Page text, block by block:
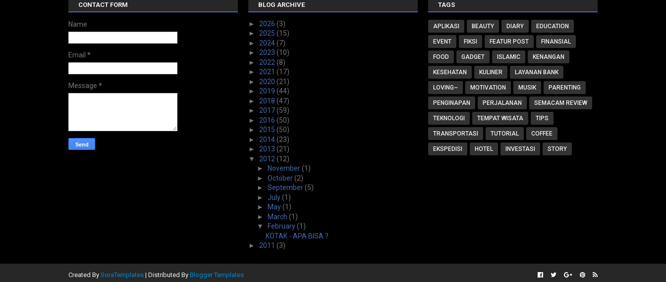
CONTACT FORM
Name
Email *
Message *
BLOG ARCHIVE
► 2026(3)
►2025(15)
► 2024(7)
►2023(10)
► 2022(8)
►2021(17)
► 2020(21)
►2019(44)
► 2018(47)
►2017(59)
► 2016(50)
►2015(50)
► 2014(23)
►2013(21)
▼ 2012(12)
►
November(1)
► October(2)
► September(5)
► July(1)
►
May(1)
►
March (1)
▼
February(1)
KOTAK - APA BISA ?
►2011(3)
TAGS
APLIKASI BEAUTY DIARY EDUCATION
EVENT FIKSI FEATUR POST FINANSIAL
FOOD GADGET ISLAMIC KENANGAN
KESEHATAN KULINER LAYANAN BANK
LOVING~ MOTIVATION MUSIK PARENTING
PENGINAPAN PERJALANAN SEMACAM REVIEW
TEKNOLOGI TEMPAT WISATA TIPS
TRANSPORTASI TUTORIAL COFFEE
EKSPEDISI HOTEL INVESTASI STORY
Created By SoraTemplates | Distributed By Blogger Templates